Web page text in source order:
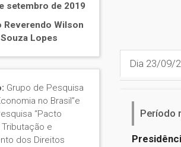
setembro de 2019
Reverendo Wilson
Lopes
Grupo de Pesquisa
no Brasil”e
“Pacto
e
dos Direitos
Dia 23/09/
Período